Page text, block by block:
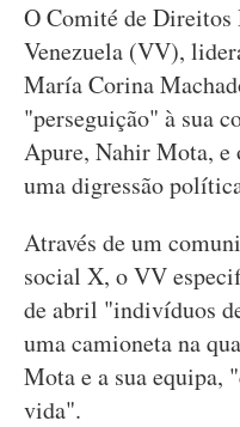
O Comité de Direitos
Venezuela (VV),
María Corina
"perseguição" à sua
Apure, Nahir Mota, e
uma digressão
Através de um
social X, o VV
de abril "indivíduos
uma camioneta na
Mota e a sua equipa,
vida".